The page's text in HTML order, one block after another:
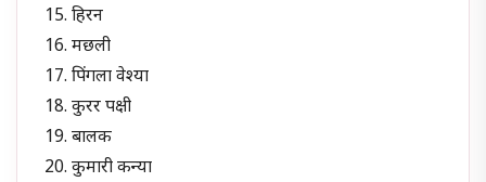
हिरन
मछली
पिंगला वेश्या
कुरर पक्षी
बालक
कुमारी कन्या